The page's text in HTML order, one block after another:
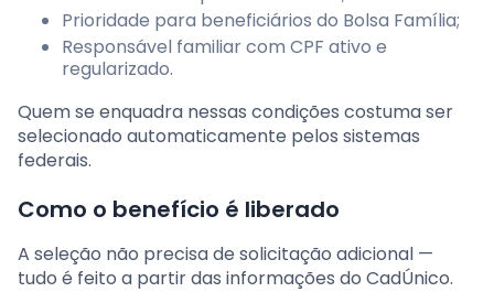
Prioridade para beneficiários do Bolsa Família;
Responsável familiar com CPF ativo e
regularizado.
Quem se enquadra nessas condições costuma ser
selecionado automaticamente pelos sistemas
federais.
Como o benefício é liberado
A seleção não precisa de solicitação adicional —
tudo é feito a partir das informações do CadÚnico.